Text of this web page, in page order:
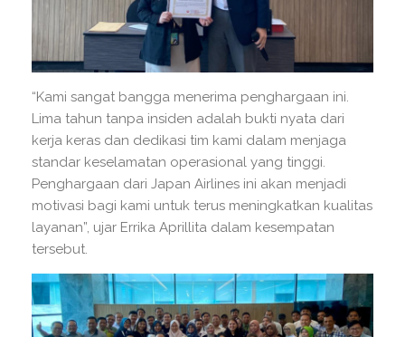
“Kami sangat bangga menerima penghargaan ini.
Lima tahun tanpa insiden adalah bukti nyata dari
kerja keras dan dedikasi tim kami dalam menjaga
standar keselamatan operasional yang tinggi.
Penghargaan dari Japan Airlines ini akan menjadi
motivasi bagi kami untuk terus meningkatkan kualitas
layanan”, ujar Errika Aprillita dalam kesempatan
tersebut.